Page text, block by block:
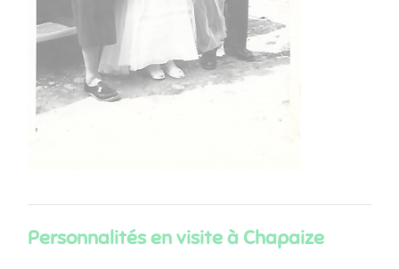
Personnalités en visite à Chapaize